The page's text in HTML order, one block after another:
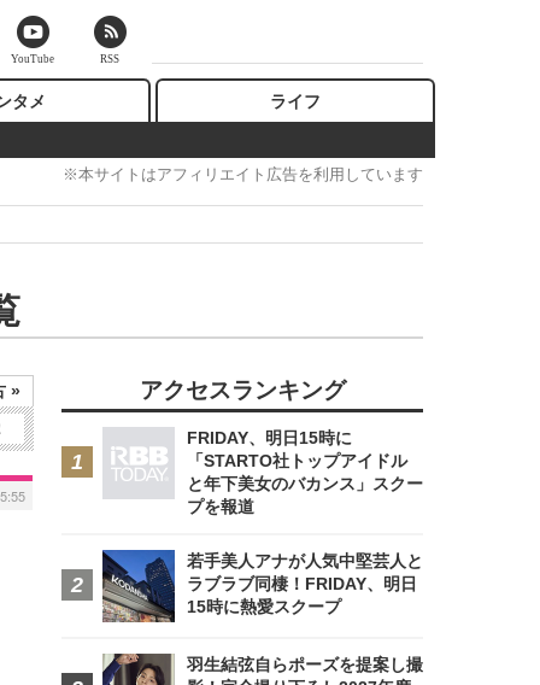
タメ ライフ
※本サイトはアフィリエイト広告を利用しています
»
アクセスランキング
FRIDAY、明日15時に
「STARTO社トップアイドル
と年下美女のバカンス」スクー
プを報道
若手美人アナが人気中堅芸人と
ラブラブ同棲！FRIDAY、明日
15時に熱愛スクープ
羽生結弦自らポーズを提案し撮
YouTube RSS